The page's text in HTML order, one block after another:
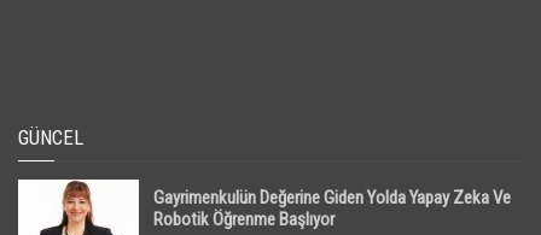
GÜNCEL
Gayrimenkulün Değerine Giden Yolda Yapay Zeka Ve
Robotik Öğrenme Başlıyor